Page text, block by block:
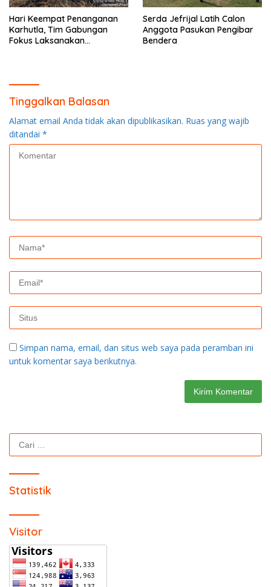
Hari Keempat Penanganan
Karhutla, Tim Gabungan
Fokus Laksanakan
Serda Jefrijal Latih Calon
Anggota Pasukan Pengibar
Bendera
Tinggalkan Balasan
Alamat email Anda tidak akan dipublikasikan. Ruas yang wajib
ditandai *
Simpan nama, email, dan situs web saya pada peramban ini
untuk komentar saya berikutnya.
Cari
untuk:
Statistik
Visitor